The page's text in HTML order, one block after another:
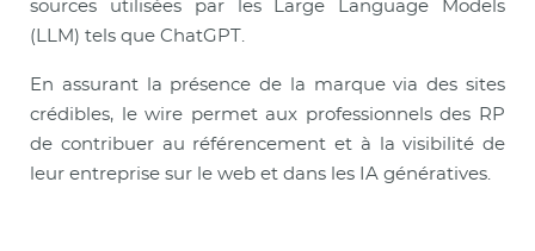
sources utilisées par les Large Language Models
(LLM) tels que ChatGPT.
En assurant la présence de la marque via des sites
crédibles, le wire permet aux professionnels des RP
de contribuer au référencement et à la visibilité de
leur entreprise sur le web et dans les IA génératives.